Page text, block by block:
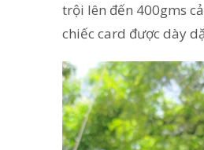
trội lên đến 400gms
chiếc card được dày